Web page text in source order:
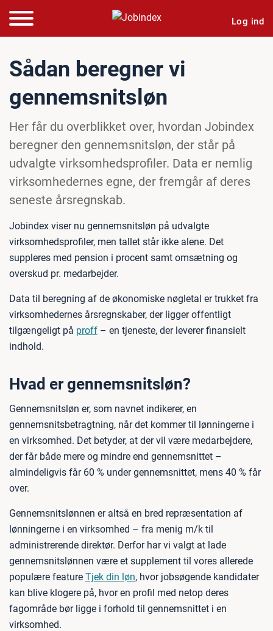
Log ind
Sådan beregner vi
gennemsnitsløn
Her får du overblikket over, hvordan Jobindex
beregner den gennemsnitsløn, der står på
udvalgte virksomhedsprofiler. Data er nemlig
virksomhedernes egne, der fremgår af deres
seneste årsregnskab.
Jobindex viser nu gennemsnitsløn på udvalgte
virksomhedsprofiler, men tallet står ikke alene. Det
suppleres med pension i procent samt omsætning og
overskud pr. medarbejder.
Data til beregning af de økonomiske nøgletal er trukket fra
virksomhedernes årsregnskaber, der ligger offentligt
tilgængeligt på proff – en tjeneste, der leverer finansielt
indhold.
Hvad er gennemsnitsløn?
Gennemsnitsløn er, som navnet indikerer, en
gennemsnitsbetragtning, når det kommer til lønningerne i
en virksomhed. Det betyder, at der vil være medarbejdere,
der får både mere og mindre end gennemsnittet –
almindeligvis får 60 % under gennemsnittet, mens 40 % får
over.
Gennemsnitslønnen er altså en bred repræsentation af
lønningerne i en virksomhed – fra menig m/k til
administrerende direktør. Derfor har vi valgt at lade
gennemsnitslønnen være et supplement til vores allerede
populære feature Tjek din løn, hvor jobsøgende kandidater
kan blive klogere på, hvor en profil med netop deres
fagområde bør ligge i forhold til gennemsnittet i en
virksomhed.